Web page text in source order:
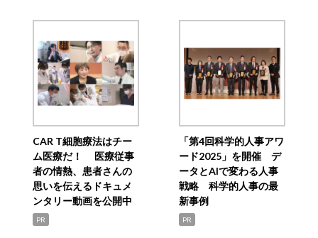
CAR T細胞療法はチー
ム医療だ！ 医療従事
者の情熱、患者さんの
思いを伝えるドキュメ
ンタリー動画を公開中
PR
「第4回科学的人事アワ
ード2025」を開催 デ
ータとAIで変わる人事
戦略 科学的人事の最
新事例
PR